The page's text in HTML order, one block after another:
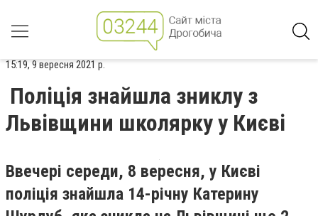
15:19, 9 вересня 2021 р.
Поліція знайшла зниклу з
Львівщини школярку у Києві
Ввечері середи, 8 вересня, у Києві
поліція знайшла 14-річну Катерину